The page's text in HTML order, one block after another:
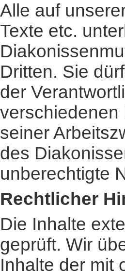
Alle auf
Texte etc.
Dritten. Sie
der
verschiedenen
seiner
des
unberechtigte
Rechtlicher
Die Inhalte
geprüft. Wir
Inhalte der mit